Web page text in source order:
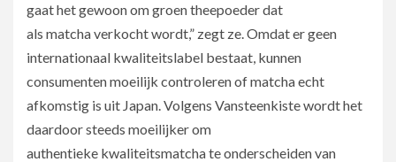
gaat het gewoon om groen theepoeder dat
als matcha verkocht wordt,” zegt ze. Omdat er geen
internationaal kwaliteitslabel bestaat, kunnen
consumenten moeilijk controleren of matcha echt
afkomstig is uit Japan. Volgens Vansteenkiste wordt het
daardoor steeds moeilijker om
authentieke kwaliteitsmatcha te onderscheiden van